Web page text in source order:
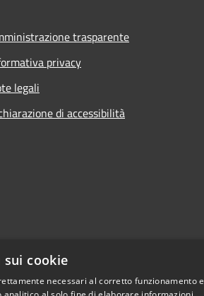
trasparente
privacy
legali
di accessibilità
cookie
necessari al corretto funzionamento e